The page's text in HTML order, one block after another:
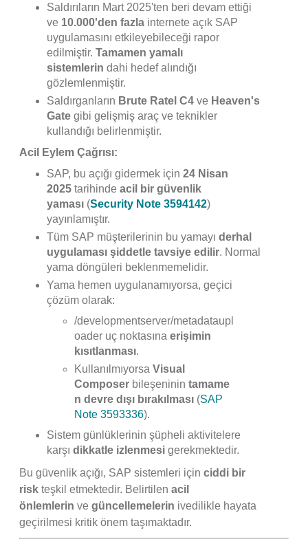
Saldırıların Mart 2025'ten beri devam ettiği
ve 10.000'den fazla internete açık SAP
uygulamasını etkileyebileceği rapor
edilmiştir. Tamamen yamalı
sistemlerin dahi hedef alındığı
gözlemlenmiştir.
Saldırganların Brute Ratel C4 ve Heaven's
Gate gibi gelişmiş araç ve teknikler
kullandığı belirlenmiştir.
Acil Eylem Çağrısı:
SAP, bu açığı gidermek için 24 Nisan
2025 tarihinde acil bir güvenlik
yaması (Security Note 3594142)
yayınlamıştır.
Tüm SAP müşterilerinin bu yamayı derhal
uygulaması şiddetle tavsiye edilir. Normal
yama döngüleri beklenmemelidir.
Yama hemen uygulanamıyorsa, geçici
çözüm olarak:
/developmentserver/metadataupl
oader uç noktasına erişimin
kısıtlanması.
Kullanılmıyorsa Visual
Composer bileşeninin tamame
n devre dışı bırakılması (SAP
Note 3593336).
Sistem günlüklerinin şüpheli aktivitelere
karşı dikkatle izlenmesi gerekmektedir.
Bu güvenlik açığı, SAP sistemleri için ciddi bir
risk teşkil etmektedir. Belirtilen acil
önlemlerin ve güncellemelerin ivedilikle hayata
geçirilmesi kritik önem taşımaktadır.